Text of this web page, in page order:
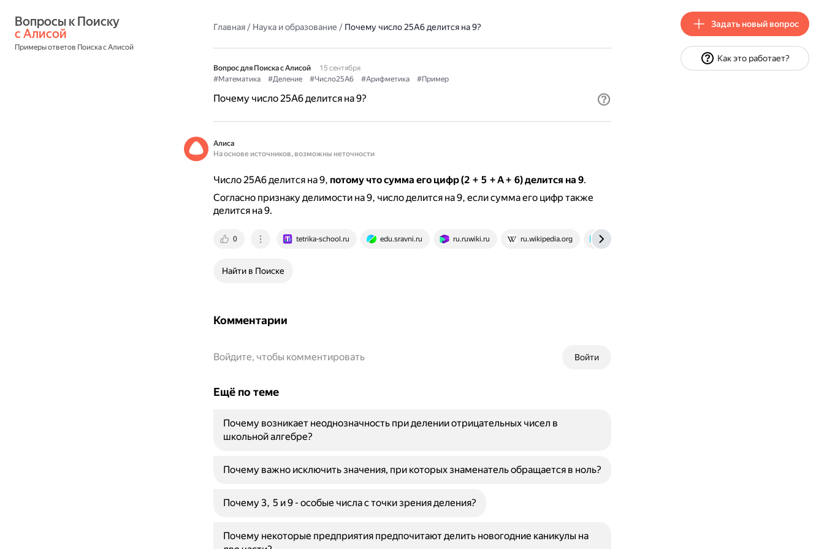
с Алисой
Примеры ответов Поиска с Алисой
Главная/ Наука и образование / Почему число 25А6 делится на 9?
Вопрос для Поиска с Алисой
15 сентября
#Математика
#Деление #Число25А6 #Арифметика #Пример
Почему число 25А6 делится на 9?
Алиса
На основе источников, возможны неточности
Число 25А6 делится на 9, потому что сумма его цифр (2 + 5 + А + 6) делится на 9.
Согласно признаку делимости на 9, число делится на 9, если сумма его цифр также
делится на 9.
0 tetrika-school.ru edu.sravni.ru ru.ruwiki.ru ru.wikipedia.org skysmart.ru
Найти в Поиске
Комментарии
Войти
Войдите, чтобы комментировать
Ещё по теме
Почему возникает неоднозначность при делении отрицательных чисел в
школьной алгебре?
Почему важно исключить значения, при которых знаменатель обращается в ноль?
Почему 3, 5 и 9 - особые числа с точки зрения деления?
Почему некоторые предприятия предпочитают делить новогодние каникулы на
Задать новый вопрос
Как это работает?